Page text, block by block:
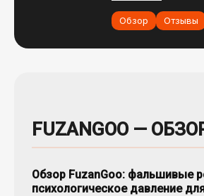
Обзор Отзывы
FUZANGOO —
Обзор FuzanGoo: фальшивые
психологическое давление